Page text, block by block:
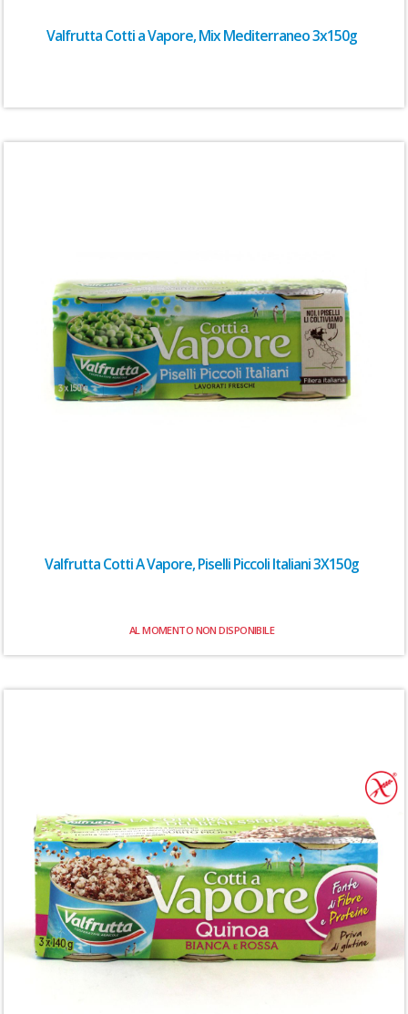
Valfrutta Cotti a Vapore, Mix Mediterraneo 3x150g
Valfrutta Cotti A Vapore, Piselli Piccoli Italiani 3X150g
AL MOMENTO NON DISPONIBILE